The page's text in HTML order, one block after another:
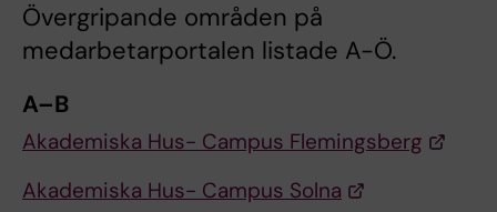
Övergripande områden på
medarbetarportalen listade A-Ö.
A–B
Akademiska Hus- Campus Flemingsberg
Akademiska Hus- Campus Solna